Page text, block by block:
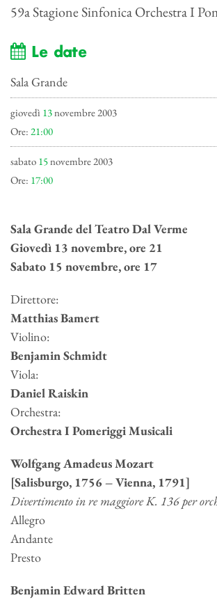
59a Stagione Sinfonica Orchestra I
Le date
Sala Grande
giovedì 13novembre 2003
Ore: 21:00
sabato 15novembre 2003
Ore: 17:00
Sala Grande del Teatro Dal Verme
Giovedì 13 novembre, ore 21
Sabato 15 novembre, ore 17
Direttore:
Matthias Bamert
Violino:
Benjamin Schmidt
Viola:
Daniel Raiskin
Orchestra:
Orchestra I Pomeriggi Musicali
Wolfgang Amadeus Mozart
[Salisburgo, 1756 – Vienna, 1791]
Divertimento in re maggiore K. 136 per
Allegro
Andante
Presto
Benjamin Edward Britten